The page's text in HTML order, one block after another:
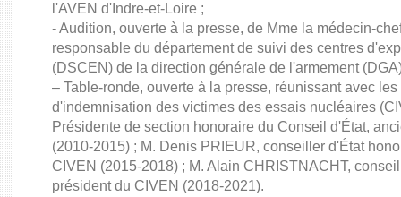
l'AVEN d'Indre-et-Loire ;
- Audition, ouverte à la presse, de Mme la médecin-
responsable du département de suivi des centres
(DSCEN) de la direction générale de l'armement
– Table-ronde, ouverte à la presse, réunissant avec
d'indemnisation des victimes des essais nucléaires
Présidente de section honoraire du Conseil d'État,
(2010-2015) ; M. Denis PRIEUR, conseiller d'État
CIVEN (2015-2018) ; M. Alain CHRISTNACHT,
président du CIVEN (2018-2021).